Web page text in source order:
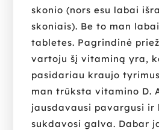
skonio (nors esu labai
skoniais). Be to man
tabletes. Pagrindinė
vartoju šį vitaminą yra,
pasidariau kraujo
man trūksta vitamino D.
jausdavausi pavargusi ir
sukdavosi galva. Dabar